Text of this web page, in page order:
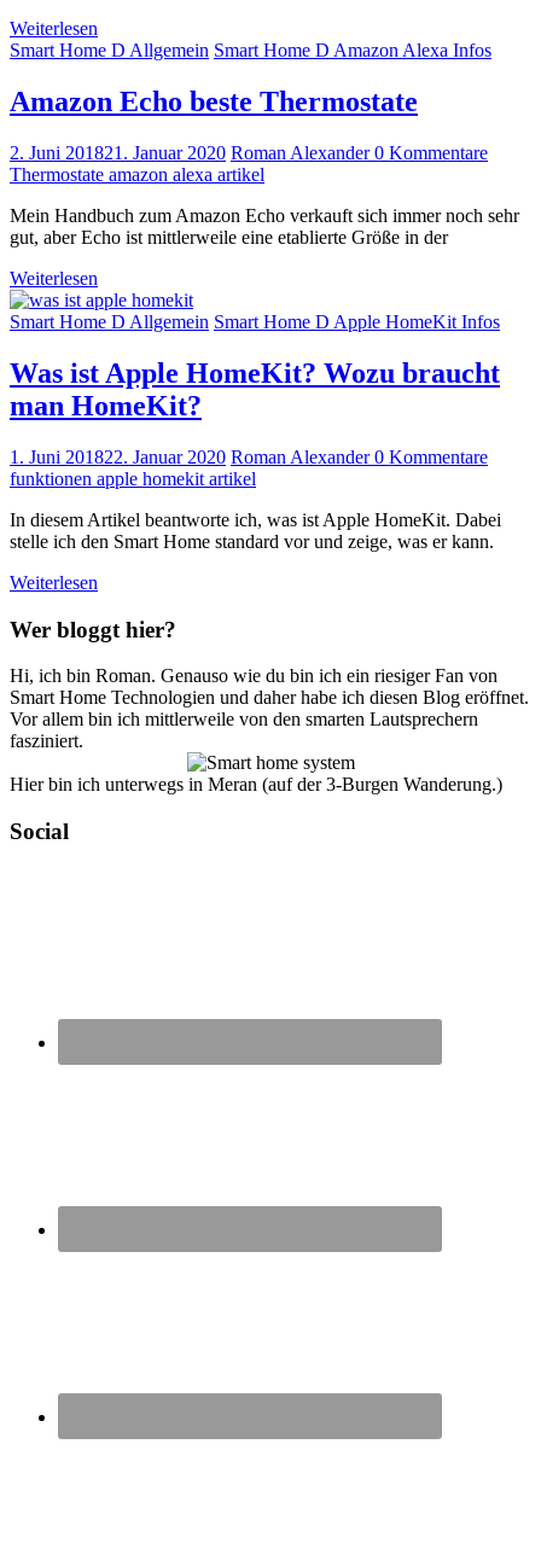
Weiterlesen
Smart Home D Allgemein Smart Home D Amazon Alexa Infos
Amazon Echo beste Thermostate
2. Juni 201821. Januar 2020 Roman Alexander0 Kommentare
Thermostate amazon alexa artikel
Mein Handbuch zum Amazon Echo verkauft sich immer noch sehr
gut, aber Echo ist mittlerweile eine etablierte Größe in der
Weiterlesen
Smart Home D Allgemein Smart Home D Apple HomeKit Infos
Was ist Apple HomeKit? Wozu braucht
man HomeKit?
1. Juni 201822. Januar 2020 Roman Alexander0 Kommentare
funktionen apple homekit artikel
In diesem Artikel beantworte ich, was ist Apple HomeKit. Dabei
stelle ich den Smart Home standard vor und zeige, was er kann.
Weiterlesen
Wer bloggt hier?
Hi, ich bin Roman. Genauso wie du bin ich ein riesiger Fan von
Smart Home Technologien und daher habe ich diesen Blog eröffnet.
Vor allem bin ich mittlerweile von den smarten Lautsprechern
fasziniert.
Hier bin ich unterwegs in Meran (auf der 3-Burgen Wanderung.)
Social